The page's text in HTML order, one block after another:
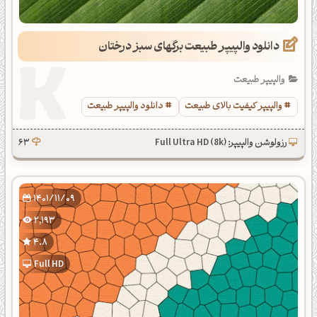
دانلود والپیپر طبیعت برگهای سبز درختان
والپیپر طبیعت
والپیپر کیفیت بالای طبیعت
دانلود والپیپر طبیعت
رزولوشن والپیپر: Full Ultra HD (8k) 63
1401/11/09
2,193
4.8
Full HD